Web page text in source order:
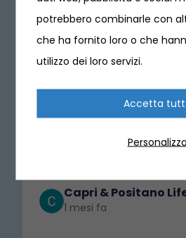
4.8 ⭐⭐⭐⭐⭐(636)
Scrivi una recensione
Capri & Positano
1 mesi fa
potrebbero combinarle con
che ha fornito loro o che
utilizzo dei loro servizi.
Personalizza
Accetta